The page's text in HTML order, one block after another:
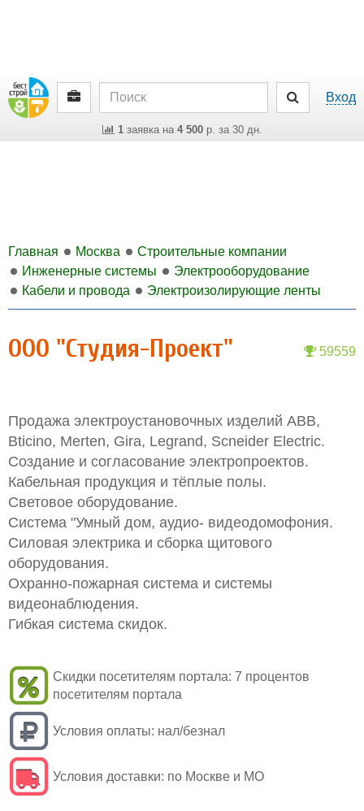
Вход
1заявка на 4 500р. за 30 дн.
Главная Москва
Строительные компании
Инженерные системы
Электрооборудование
Кабели и провода
Электроизолирующие ленты
59559
ООО "Студия-Проект"
Продажа электроустановочных изделий ABB,
Bticino, Merten, Gira, Legrand, Scneider Electric.
Создание и согласование электропроектов.
Кабельная продукция и тёплые полы.
Световое оборудование.
Система "Умный дом, аудио- видеодомофония.
Силовая электрика и сборка щитового
оборудования.
Охранно-пожарная система и системы
видеонаблюдения.
Гибкая система скидок.
Скидки посетителям портала: 7 процентов
посетителям портала
Условия оплаты: нал/безнал
Условия доставки: по Москве и МО